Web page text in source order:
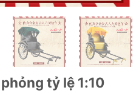
tỷ lệ 1:10